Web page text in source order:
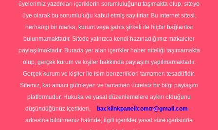
üyelerimiz yazdıkları içeriklerin sorumluluğunu taşımakta olup, siteye
üye olarak bu sorumluluğu kabul etmiş sayılırlar. Bu internet sitesi,
herhangi bir marka, kurum veya şahıs şirketi ile hiçbir bağlantısı
bulunmamaktadır. Sitede yalnızca kendi hazırladığımız makaleler
paylaşılmaktadır. Burada yer alan içerikler haber niteliği taşımamakta
olup, gerçek kurum ve kişiler hakkında paylaşım yapılmamaktadır.
Gerçek kurum ve kişiler ile isim benzerlikleri tamamen tesadüfidir.
Sitemiz, kar amacı gütmeyen ve tamamen ücretsiz bir bilgi paylaşım
platformudur. Hukuka ve yasal düzenlemelere aykırı olduğunu
düşündüğünüz içerikleri,
backlinkpanelicomtr@gmail.com
adresine bildirmeniz halinde, ilgili içerikler yasal süre içerisinde